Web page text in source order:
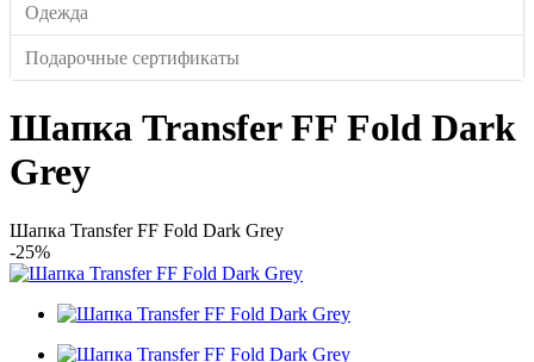
Одежда
Подарочные сертификаты
Шапка Transfer FF Fold Dark
Grey
Шапка Transfer FF Fold Dark Grey
-25%